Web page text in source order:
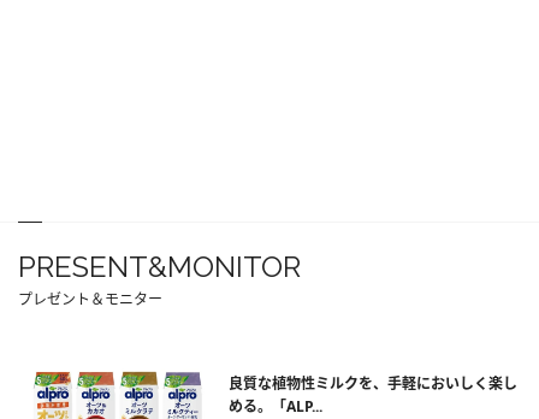
PRESENT&MONITOR
プレゼント＆モニター
良質な植物性ミルクを、手軽においしく楽し
める。「ALP...